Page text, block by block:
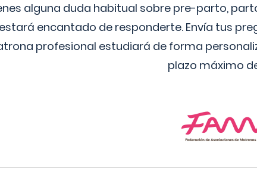
alguna duda habitual sobre pre-parto,
estará encantado de responderte. Envía tus
profesional estudiará de forma
plazo máximo